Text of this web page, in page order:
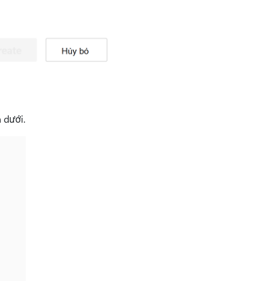
dưới.